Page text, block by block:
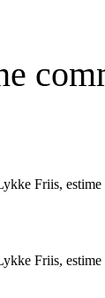
Friis,
Friis,